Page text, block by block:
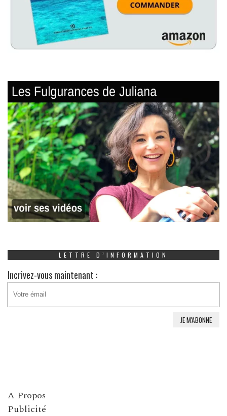
LETTRE D’INFORMATION
Incrivez-vous maintenant :
A Propos
Publicité